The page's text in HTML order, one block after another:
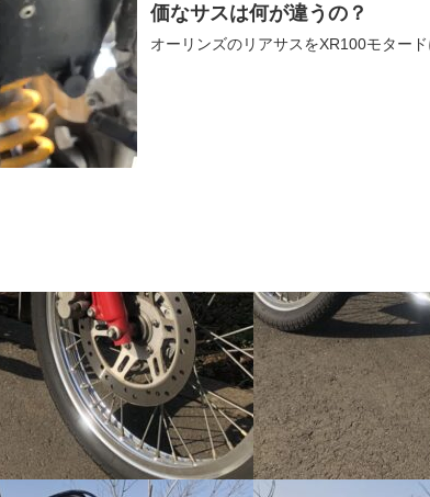
価なサスは何が違うの？
オーリンズのリアサスをXR100モター